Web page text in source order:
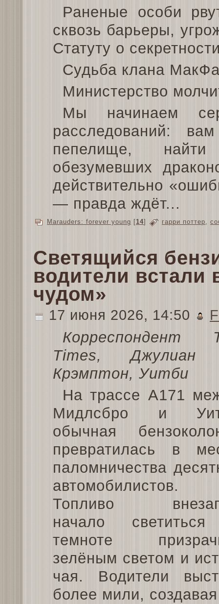
Раненые особи
сквозь барьеры,
Статуту о
Судьба клана
Министерство
Мы начинаем
расследований:
пепелище,
обезумевших
действительно
— правда ждёт...
Marauders: forever young [14] гарри поттер,
Светящийся
водители встали
чудом»
17 июня 2026, 14:50
Корреспондент
Times,
Крэмптон, Уитби
На трассе A171
Мидлсбро и
обычная
превратилась в
паломничества
автомобилистов.
Топливо
начало
темноте
зелёным светом и
чая. Водители
более мили,